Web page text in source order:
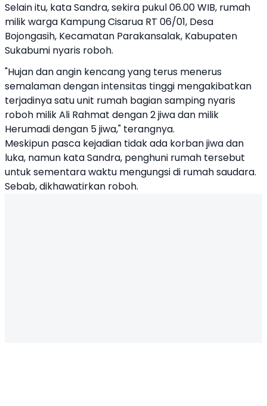
Selain itu, kata Sandra, sekira pukul 06.00 WIB, rumah
milik warga Kampung Cisarua RT 06/01, Desa
Bojongasih, Kecamatan Parakansalak, Kabupaten
Sukabumi nyaris roboh.
"Hujan dan angin kencang yang terus menerus
semalaman dengan intensitas tinggi mengakibatkan
terjadinya satu unit rumah bagian samping nyaris
roboh milik Ali Rahmat dengan 2 jiwa dan milik
Herumadi dengan 5 jiwa," terangnya.
Meskipun pasca kejadian tidak ada korban jiwa dan
luka, namun kata Sandra, penghuni rumah tersebut
untuk sementara waktu mengungsi di rumah saudara.
Sebab, dikhawatirkan roboh.